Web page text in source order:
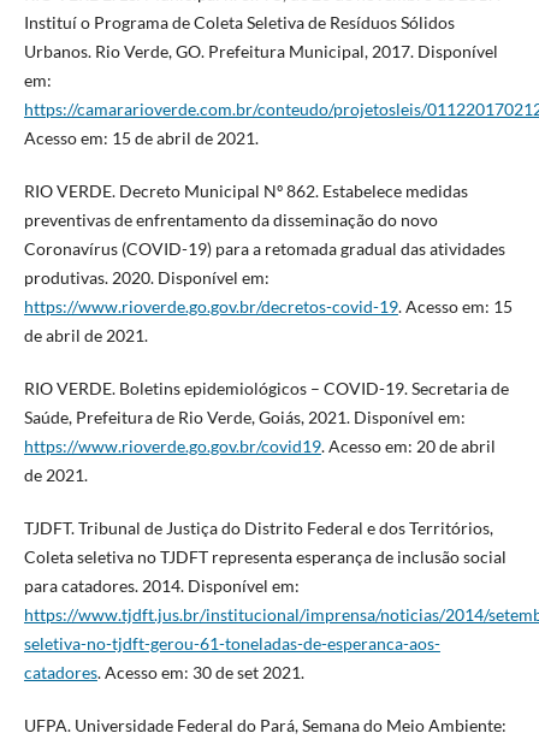
Instituí o Programa de Coleta Seletiva de Resíduos Sólidos
Urbanos. Rio Verde, GO. Prefeitura Municipal, 2017. Disponível
em:
https://camararioverde.com.br/conteudo/projetosleis/
Acesso em: 15 de abril de 2021.
RIO VERDE. Decreto Municipal Nº 862. Estabelece medidas
preventivas de enfrentamento da disseminação do novo
Coronavírus (COVID-19) para a retomada gradual das atividades
produtivas. 2020. Disponível em:
https://www.rioverde.go.gov.br/decretos-covid-19. Acesso em: 15
de abril de 2021.
RIO VERDE. Boletins epidemiológicos – COVID-19. Secretaria de
Saúde, Prefeitura de Rio Verde, Goiás, 2021. Disponível em:
https://www.rioverde.go.gov.br/covid19. Acesso em: 20 de abril
de 2021.
TJDFT. Tribunal de Justiça do Distrito Federal e dos Territórios,
Coleta seletiva no TJDFT representa esperança de inclusão social
para catadores. 2014. Disponível em:
https://www.tjdft.jus.br/institucional/imprensa/noticias/2014/
seletiva-no-tjdft-gerou-61-toneladas-de-esperanca-aos-
catadores. Acesso em: 30 de set 2021.
UFPA. Universidade Federal do Pará, Semana do Meio Ambiente: